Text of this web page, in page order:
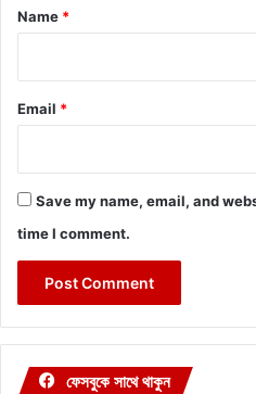
*
Name *
Email *
Save my name, email, and
time I comment.
ফেসবুকে সাথে থাকুন